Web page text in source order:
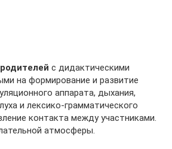
родителей с дидактическими
на формирование и развитие
аппарата, дыхания,
и лексико-грамматического
контакта между участниками.
атмосферы.